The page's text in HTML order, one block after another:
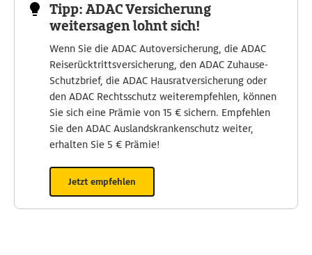
Tipp: ADAC Versicherung
weitersagen lohnt sich!
Wenn Sie die ADAC Autoversicherung, die ADAC
Reiserücktrittsversicherung, den ADAC Zuhause-
Schutzbrief, die ADAC Hausratversicherung oder
den ADAC Rechtsschutz weiterempfehlen, können
Sie sich eine Prämie von 15 € sichern. Empfehlen
Sie den ADAC Auslandskrankenschutz weiter,
erhalten Sie 5 € Prämie!
Jetzt empfehlen